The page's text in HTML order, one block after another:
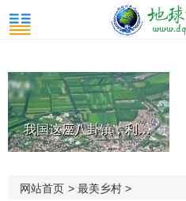
我国这座八卦镇，利用64卦386...
网站首页 > 最美乡村 >